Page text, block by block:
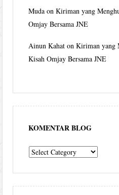
Muda onKiriman yang
Omjay Bersama JNE
Ainun Kahat onKiriman yang
Kisah Omjay Bersama JNE
KOMENTAR BLOG
komentar